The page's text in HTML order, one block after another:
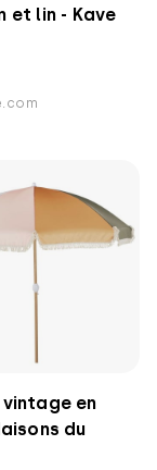
et lin - Kave
en
du